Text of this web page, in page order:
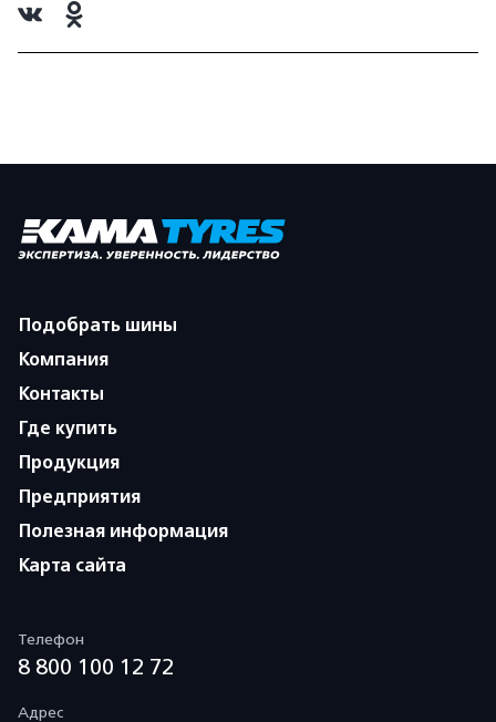
Подобрать шины
Компания
Контакты
Где купить
Продукция
Предприятия
Полезная информация
Карта сайта
Телефон
8 800 100 12 72
Адрес